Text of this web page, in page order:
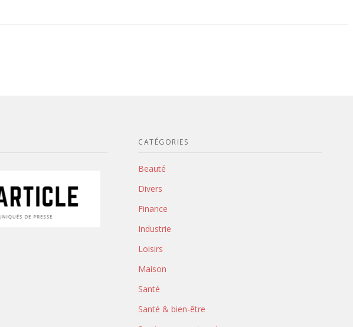
CATÉGORIES
Beauté
Divers
Finance
Industrie
Loisirs
Maison
Santé
Santé & bien-être